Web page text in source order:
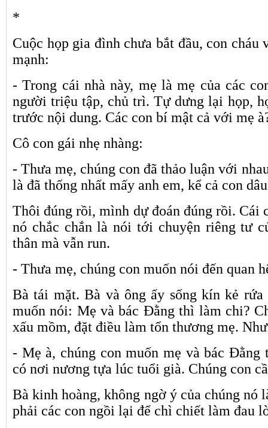
*
Cuộc họp gia đình chưa bắt đầu, con cháu
mạnh:
- Trong cái nhà này, mẹ là mẹ của các
người triệu tập, chủ trì. Tự dưng lại họp,
trước nội dung. Các con bí mật cả với mẹ
Cô con gái nhẹ nhàng:
- Thưa mẹ, chúng con đã thảo luận với
là đã thống nhất mấy anh em, kể cả con
Thôi đúng rồi, mình dự đoán đúng rồi. Cái
nó chắc chắn là nói tới chuyện riêng tư
thân mà vẫn run.
- Thưa mẹ, chúng con muốn nói đến quan
Bà tái mặt. Bà và ông ấy sống kín kẻ
muốn nói: Mẹ và bác Đằng thì làm chi?
xấu mồm, đặt điều làm tổn thương mẹ.
- Mẹ à, chúng con muốn mẹ và bác Đằng
có nơi nương tựa lúc tuổi già. Chúng con
Bà kinh hoàng, không ngờ ý của chúng nó
phải các con ngồi lại để chì chiết làm đau